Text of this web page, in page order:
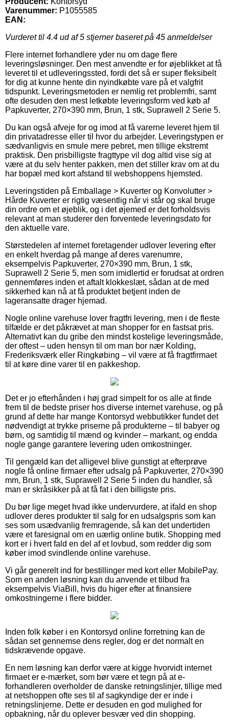
Varenummer: P1055585
EAN:
Vurderet til 4.4 ud af 5 stjerner baseret på 45 anmeldelser
Flere internet forhandlere yder nu om dage flere
leveringsløsninger. Den mest anvendte er for øjeblikket at få
leveret til et udleveringssted, fordi det så er super fleksibelt
for dig at kunne hente din nyindkøbte vare på et valgfrit
tidspunkt. Leveringsmetoden er nemlig ret problemfri, samt
ofte desuden den mest letkøbte leveringsform ved køb af
Papkuverter, 270×390 mm, Brun, 1 stk, Suprawell 2 Serie 5.
Du kan også afveje for og imod at få varerne leveret hjem til
din privatadresse eller til hvor du arbejder. Leveringstypen er
sædvanligvis en smule mere pebret, men tillige ekstremt
praktisk. Den prisbilligste fragttype vil dog altid vise sig at
være at du selv henter pakken, men det stiller krav om at du
har bopæl med kort afstand til webshoppens hjemsted.
Leveringstiden på Emballage > Kuverter og Konvolutter >
Hårde Kuverter er rigtig væsentlig når vi står og skal bruge
din ordre om et øjeblik, og i det øjemed er det forholdsvis
relevant at man studerer den forventede leveringsdato for
den aktuelle vare.
Størstedelen af internet foretagender udlover levering efter
en enkelt hverdag på mange af deres varenumre,
eksempelvis Papkuverter, 270×390 mm, Brun, 1 stk,
Suprawell 2 Serie 5, men som imidlertid er forudsat at ordren
gennemføres inden et aftalt klokkeslæt, sådan at de med
sikkerhed kan nå at få produktet betjent inden de
lageransatte drager hjemad.
Nogle online varehuse lover fragtfri levering, men i de fleste
tilfælde er det påkrævet at man shopper for en fastsat pris.
Alternativt kan du gribe den mindst kostelige leveringsmåde,
der oftest – uden hensyn til om man bor nær Kolding,
Frederiksværk eller Ringkøbing – vil være at få fragtfirmaet
til at køre dine varer til en pakkeshop.
Det er jo efterhånden i høj grad simpelt for os alle at finde
frem til de bedste priser hos diverse internet varehuse, og på
grund af dette har mange Kontorsyd webbutikker fundet det
nødvendigt at trykke priserne på produkterne – til babyer og
børn, og samtidig til mænd og kvinder – markant, og endda
nogle gange garantere levering uden omkostninger.
Til gengæld kan det alligevel blive gunstigt at efterprøve
nogle få online firmaer efter udsalg på Papkuverter, 270×390
mm, Brun, 1 stk, Suprawell 2 Serie 5 inden du handler, så
man er skråsikker på at få fat i den billigste pris.
Du bør lige meget hvad ikke undervurdere, at ifald en shop
udlover deres produkter til salg for en udsalgspris som kan
ses som usædvanlig fremragende, så kan det undertiden
være et faresignal om en uærlig online butik. Shopping med
kort er i hvert fald en del af et lovbud, som redder dig som
køber imod svindlende online varehuse.
Vi går generelt ind for bestillinger med kort eller MobilePay.
Som en anden løsning kan du anvende et tilbud fra
eksempelvis ViaBill, hvis du higer efter at finansiere
omkostningerne i flere bidder.
Inden folk køber i en Kontorsyd online forretning kan de
sådan set gennemse dens regler, dog er det normalt en
tidskrævende opgave.
En nem løsning kan derfor være at kigge hvorvidt internet
firmaet er e-mærket, som bør være et tegn på at e-
forhandleren overholder de danske retningslinjer, tillige med
at netshoppen ofte ses til af sagkyndige der er inde i
retningslinjerne. Dette er desuden en god mulighed for
opbakning, når du oplever besvær ved din shopping.